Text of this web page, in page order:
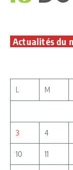
Actualités du
L M
3 4
10 11